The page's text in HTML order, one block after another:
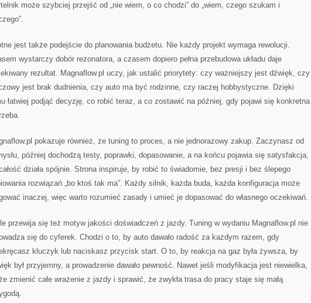
może szybciej przejść od „nie wiem, o co chodzi” do „wiem, czego szukam i
jest także podejście do planowania budżetu. Nie każdy projekt wymaga rewolucji.
wystarczy dobór rezonatora, a czasem dopiero pełna przebudowa układu daje
rezultat. Magnaflow.pl uczy, jak ustalić priorytety: czy ważniejszy jest dźwięk, czy
jest brak dudnienia, czy auto ma być rodzinne, czy raczej hobbystyczne. Dzięki
łatwiej podjąć decyzję, co robić teraz, a co zostawić na później, gdy pojawi się konkretna
pokazuje również, że tuning to proces, a nie jednorazowy zakup. Zaczynasz od
później dochodzą testy, poprawki, dopasowanie, a na końcu pojawia się satysfakcja,
działa spójnie. Strona inspiruje, by robić to świadomie, bez presji i bez ślepego
rozwiązań „bo ktoś tak ma”. Każdy silnik, każda buda, każda konfiguracja może
inaczej, więc warto rozumieć zasady i umieć je dopasować do własnego oczekiwań.
przewija się też motyw jakości doświadczeń z jazdy. Tuning w wydaniu Magnaflow.pl nie
się do cyferek. Chodzi o to, by auto dawało radość za każdym razem, gdy
kluczyk lub naciskasz przycisk start. O to, by reakcja na gaz była żywsza, by
był przyjemny, a prowadzenie dawało pewność. Nawet jeśli modyfikacja jest niewielka,
zmienić całe wrażenie z jazdy i sprawić, że zwykła trasa do pracy staje się małą